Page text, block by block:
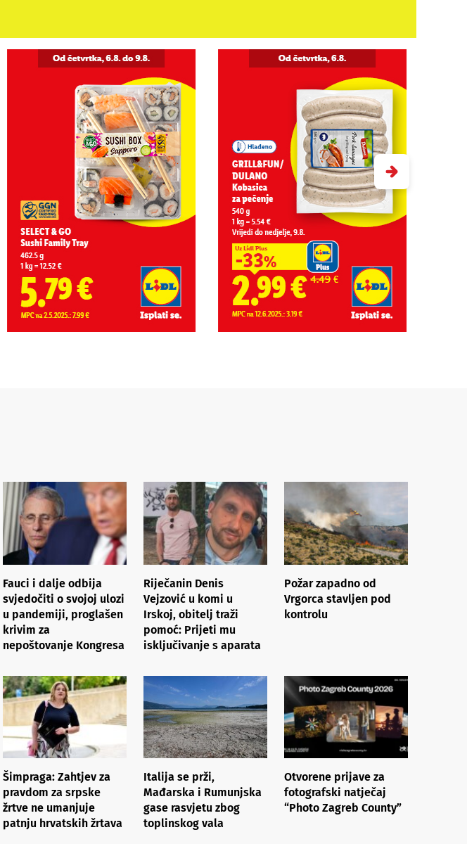
Fauci i dalje odbija
svjedočiti o svojoj ulozi
u pandemiji, proglašen
krivim za
nepoštovanje Kongresa
Riječanin Denis
Vejzović u komi u
Irskoj, obitelj traži
pomoć: Prijeti mu
isključivanje s aparata
Požar zapadno od
Vrgorca stavljen pod
kontrolu
Šimpraga: Zahtjev za
pravdom za srpske
žrtve ne umanjuje
patnju hrvatskih žrtava
Italija se prži,
Mađarska i Rumunjska
gase rasvjetu zbog
toplinskog vala
Otvorene prijave za
fotografski natječaj
“Photo Zagreb County”